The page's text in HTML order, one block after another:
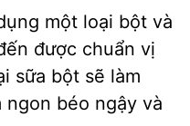
một loại bột và
được chuẩn vị
sữa bột sẽ làm
béo ngậy và